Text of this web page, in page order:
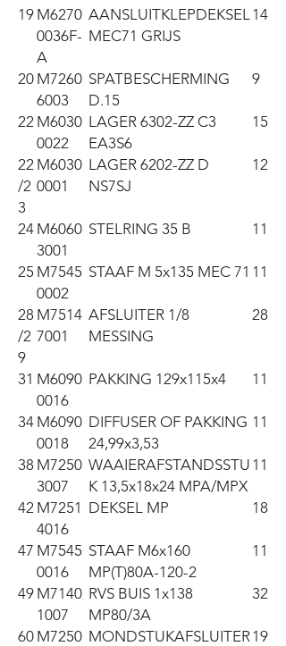
19 M6270
0036F-
A
AANSLUITKLEPDEKSEL
MEC71 GRĲS
14
20 M7260
6003
SPATBESCHERMING
D.15
9
22 M6030
0022
LAGER 6302-ZZ C3
EA3S6
15
22
/2
3
M6030
0001
LAGER 6202-ZZ D
NS7SJ
12
24 M6060
3001
STELRING 35 B 11
25 M7545
0002
STAAF M 5x135 MEC 71 11
28
/2
9
M7514
7001
AFSLUITER 1/8
MESSING
28
31 M6090
0016
PAKKING 129x115x4 11
34 M6090
0018
DIFFUSER OF PAKKING
24,99x3,53
11
38 M7250
3007
WAAIERAFSTANDSSTU
K 13,5x18x24 MPA/MPX
11
42 M7251
4016
DEKSEL MP 18
47 M7545
0016
STAAF M6x160
MP(T)80A-120-2
11
49 M7140
1007
RVS BUIS 1x138
MP80/3A
32
60 M7250 MONDSTUKAFSLUITER19